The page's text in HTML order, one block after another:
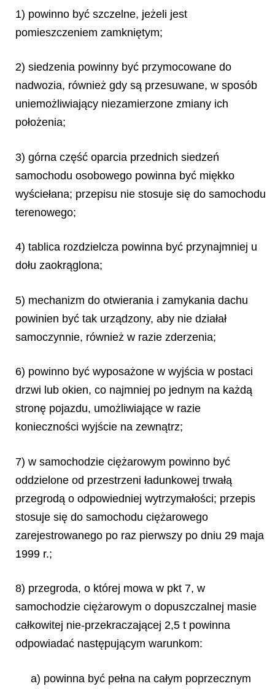
1) powinno być szczelne, jeżeli jest
pomieszczeniem zamkniętym;
2) siedzenia powinny być przymocowane do
nadwozia, również gdy są przesuwane, w sposób
uniemożliwiający niezamierzone zmiany ich
położenia;
3) górna część oparcia przednich siedzeń
samochodu osobowego powinna być miękko
wyściełana; przepisu nie stosuje się do samochodu
terenowego;
4) tablica rozdzielcza powinna być przynajmniej u
dołu zaokrąglona;
5) mechanizm do otwierania i zamykania dachu
powinien być tak urządzony, aby nie działał
samoczynnie, również w razie zderzenia;
6) powinno być wyposażone w wyjścia w postaci
drzwi lub okien, co najmniej po jednym na każdą
stronę pojazdu, umożliwiające w razie
konieczności wyjście na zewnątrz;
7) w samochodzie ciężarowym powinno być
oddzielone od przestrzeni ładunkowej trwałą
przegrodą o odpowiedniej wytrzymałości; przepis
stosuje się do samochodu ciężarowego
zarejestrowanego po raz pierwszy po dniu 29 maja
1999 r.;
8) przegroda, o której mowa w pkt 7, w
samochodzie ciężarowym o dopuszczalnej masie
całkowitej nie-przekraczającej 2,5 t powinna
odpowiadać następującym warunkom:
a) powinna być pełna na całym poprzecznym